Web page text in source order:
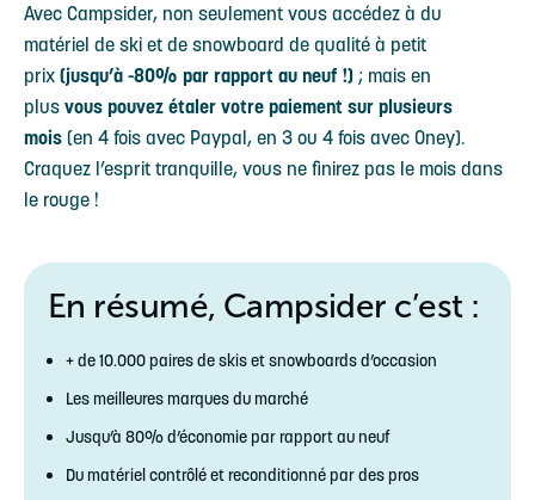
Avec Campsider, non seulement vous accédez à du
matériel de ski et de snowboard de qualité à petit
prix (jusqu’à -80% par rapport au neuf !) ; mais en
plus vous pouvez étaler votre paiement sur plusieurs
mois (en 4 fois avec Paypal, en 3 ou 4 fois avec Oney).
Craquez l’esprit tranquille, vous ne finirez pas le mois dans
le rouge !
En résumé, Campsider c’est :
+ de 10.000 paires de skis et snowboards d’occasion
Les meilleures marques du marché
Jusqu’à 80% d’économie par rapport au neuf
Du matériel contrôlé et reconditionné par des pros